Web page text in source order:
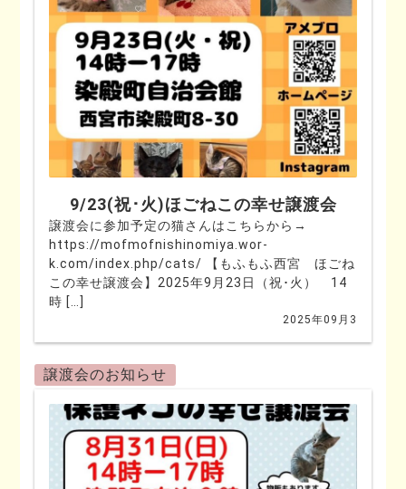
9/23(祝･火)ほごねこの幸せ譲渡会
譲渡会に参加予定の猫さんはこちらから→
https://mofmofnishinomiya.wor-
k.com/index.php/cats/ 【もふもふ西宮 ほごね
この幸せ譲渡会】2025年9月23日（祝･火） 14
時 […]
2025年09月3
譲渡会のお知らせ